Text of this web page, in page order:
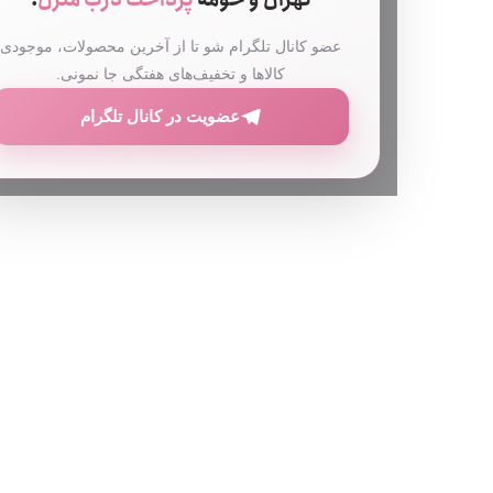
عضو کانال تلگرام شو تا از آخرین محصولات، موجودی
کالاها و تخفیف‌های هفتگی جا نمونی.
عضویت در کانال تلگرام